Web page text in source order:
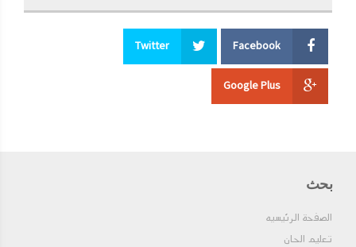
Facebook
Twitter
Google Plus
بحث
الصفحة الرئيسيه
تعليم الحان